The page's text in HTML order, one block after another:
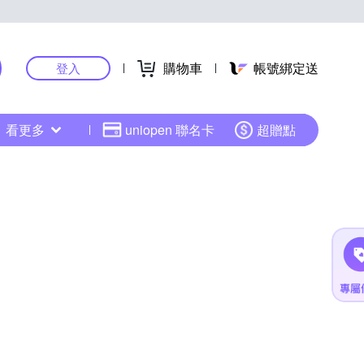
登入 購物車 帳號綁定送
看更多 uniopen 聯名卡 超贈點